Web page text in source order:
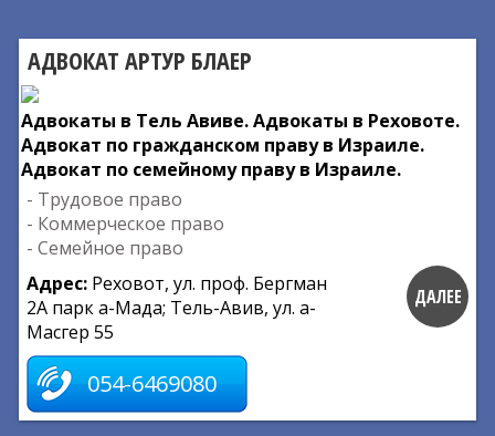
АДВОКАТ АРТУР БЛАЕР
Адвокаты в Тель Авиве. Адвокаты в Реховоте.
Адвокат по гражданском праву в Израиле.
Адвокат по семейному праву в Израиле.
- Трудовое право
- Коммерческое право
- Семейное право
Адрес: Реховот, ул. проф. Бергман
2А парк а-Мада; Тель-Авив, ул. а-
Масгер 55
054-6469080
ДАЛЕЕ